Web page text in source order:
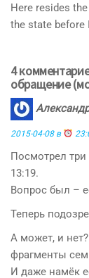
Here resides
the state before
4
обращение
Александр
2015-04-08 в
Посмотрел три
13:19.
Вопрос был –
Теперь
А может, и
фрагменты
И даже намёк